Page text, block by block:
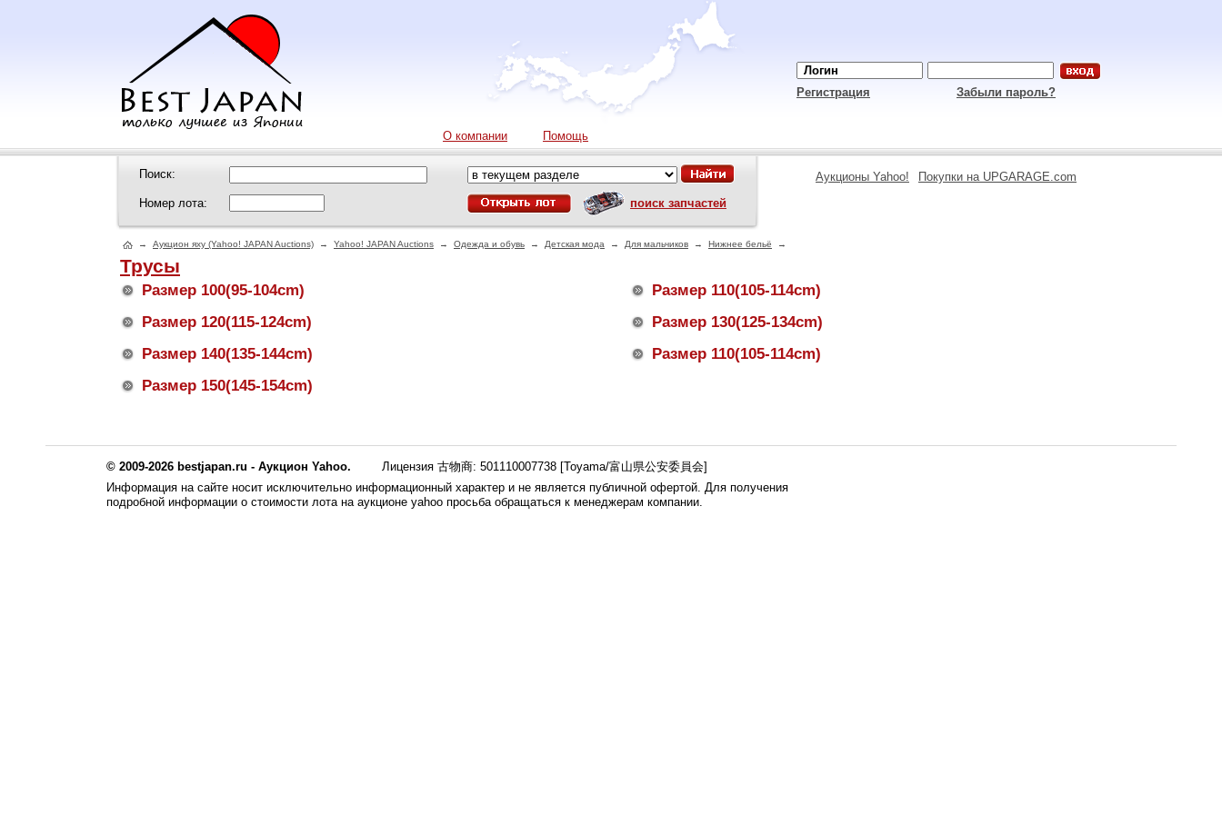
Регистрация Забыли пароль?
О компании Помощь
Поиск:
Номер лота: поиск запчастей
Аукционы Yahoo! Покупки на UPGARAGE.com
→ Аукцион яху (Yahoo! JAPAN Auctions) → Yahoo! JAPAN Auctions → Одежда и обувь → Детская мода → Для мальчиков → Нижнее бельё →
Трусы
Размер 100(95-104cm)
Размер 110(105-114cm)
Размер 120(115-124cm)
Размер 130(125-134cm)
Размер 140(135-144cm)
Размер 110(105-114cm)
Размер 150(145-154cm)
© 2009-2026 bestjapan.ru - Аукцион Yahoo.
Лицензия 古物商: 501110007738 [Toyama/富山県公安委員会]
Информация на сайте носит исключительно информационный характер и не является публичной офертой. Для получения
подробной информации о стоимости лота на аукционе yahoo просьба обращаться к менеджерам компании.